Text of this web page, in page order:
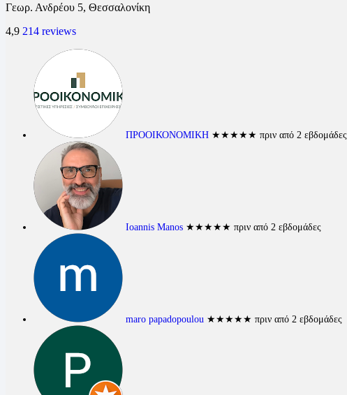
Γεωρ. Ανδρέου 5, Θεσσαλονίκη
4,9 214 reviews
ΠΡΟΟΙΚΟΝΟΜΙΚΗ ★★★★★ πριν από 2 εβδομάδες
Ioannis Manos ★★★★★ πριν από 2 εβδομάδες
maro papadopoulou ★★★★★ πριν από 2 εβδομάδες